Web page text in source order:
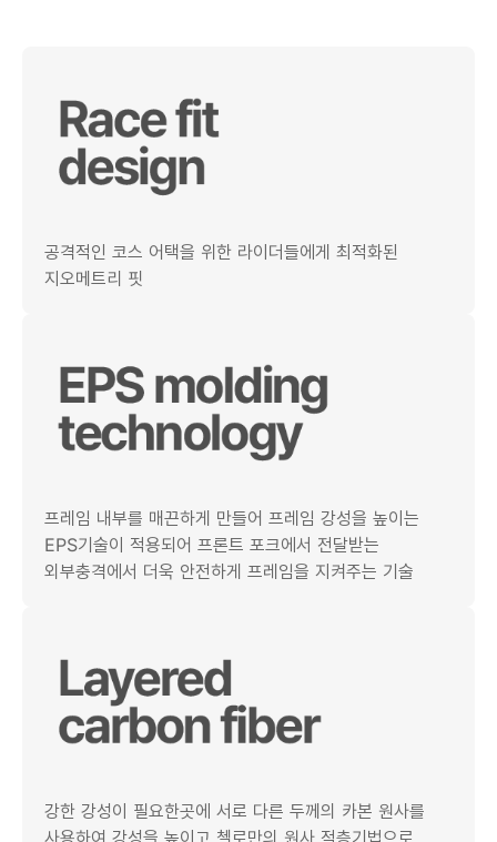
공격적인 코스 어택을 위한 라이더들에게 최적화된
지오메트리 핏
프레임 내부를 매끈하게 만들어 프레임 강성을 높이는
EPS기술이 적용되어 프론트 포크에서 전달받는
외부충격에서 더욱 안전하게 프레임을 지켜주는 기술
강한 강성이 필요한곳에 서로 다른 두께의 카본 원사를